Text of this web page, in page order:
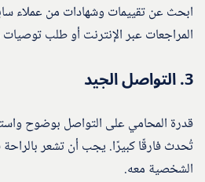
ابحث عن تقييمات وشهادات من عملاء
المراجعات عبر الإنترنت أو طلب توصيات
3. التواصل الجيد
قدرة المحامي على التواصل بوضوح
تُحدث فارقًا كبيرًا. يجب أن تشعر
الشخصية معه.